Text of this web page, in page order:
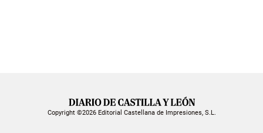
Copyright ©2026 Editorial Castellana de Impresiones, S.L.